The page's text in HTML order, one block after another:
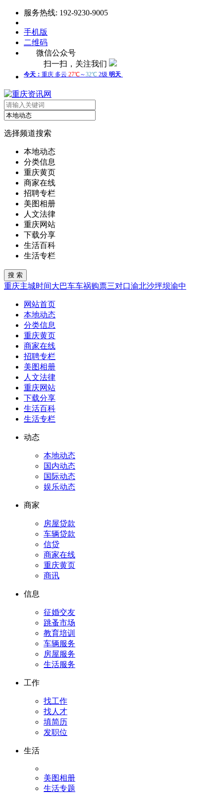
服务热线: 192-9230-9005
手机版
二维码
微信公众号
扫一扫，关注我们
选择频道搜索
本地动态
分类信息
重庆黄页
商家在线
招聘专栏
美图相册
人文法律
重庆网站
下载分享
生活百科
生活专栏
重庆主城时间大巴车车祸购票三对口渝北沙坪坝渝中
网站首页
本地动态
分类信息
重庆黄页
商家在线
招聘专栏
美图相册
人文法律
重庆网站
下载分享
生活百科
生活专栏
动态
本地动态
国内动态
国际动态
娱乐动态
商家
房屋贷款
车辆贷款
信贷
商家在线
重庆黄页
商讯
信息
征婚交友
跳蚤市场
教育培训
车辆服务
房屋服务
生活服务
工作
找工作
找人才
填简历
发职位
生活
美图相册
生活专题